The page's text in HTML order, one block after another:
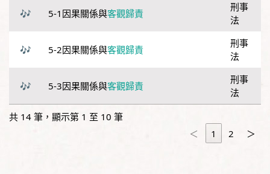
5-1因果關係與客觀歸責
刑事
法
5-2因果關係與客觀歸責
刑事
法
5-3因果關係與客觀歸責
刑事
法
共 14 筆，顯示第 1 至 10 筆
＜
1 2 ＞